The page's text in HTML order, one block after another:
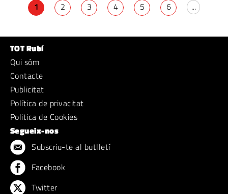
1 2 3 4 5 6 ...
TOT Rubí
Qui sóm
Contacte
Publicitat
Política de privacitat
Politica de Cookies
Segueix-nos
Subscriu-te al butlletí
Facebook
Twitter